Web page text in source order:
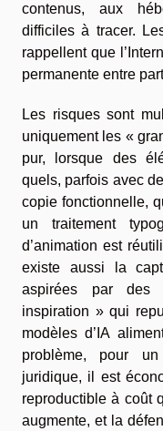
contenus, aux
difficiles à tracer.
rappellent que
permanente entre
Les risques sont
uniquement les «
pur, lorsque des
quels, parfois avec
copie fonctionnelle,
un traitement
d’animation est
existe aussi la
aspirées par des
inspiration » qui
modèles d’IA
problème, pour
juridique, il est
reproductible à coût
augmente, et la